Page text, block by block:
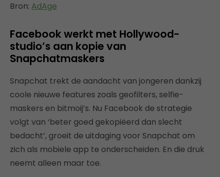
Bron: AdAge
Facebook werkt met Hollywood-
studio’s aan kopie van
Snapchatmaskers
Snapchat trekt de aandacht van jongeren dankzij
coole nieuwe features zoals geofilters, selfie-
maskers en bitmoij’s. Nu Facebook de strategie
volgt van ‘beter goed gekopiëerd dan slecht
bedacht’, groeit de uitdaging voor Snapchat om
zich als mobiele app te onderscheiden. En die druk
neemt alleen maar toe.